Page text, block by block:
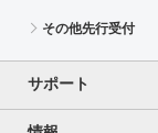
その他先行受付
サポート